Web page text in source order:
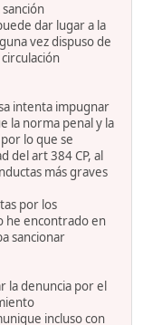
dar lugar a la
vez dispuso de
intenta impugnar
la norma penal y la
lo que se
del art 384 CP, al
más graves
por los
he encontrado en
sancionar
la denuncia por el
incluso con